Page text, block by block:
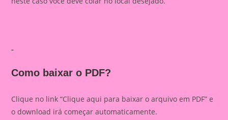
Como baixar o PDF?
Clique no link “Clique aqui para baixar o arquivo em PDF” e
o download irá começar automaticamente.